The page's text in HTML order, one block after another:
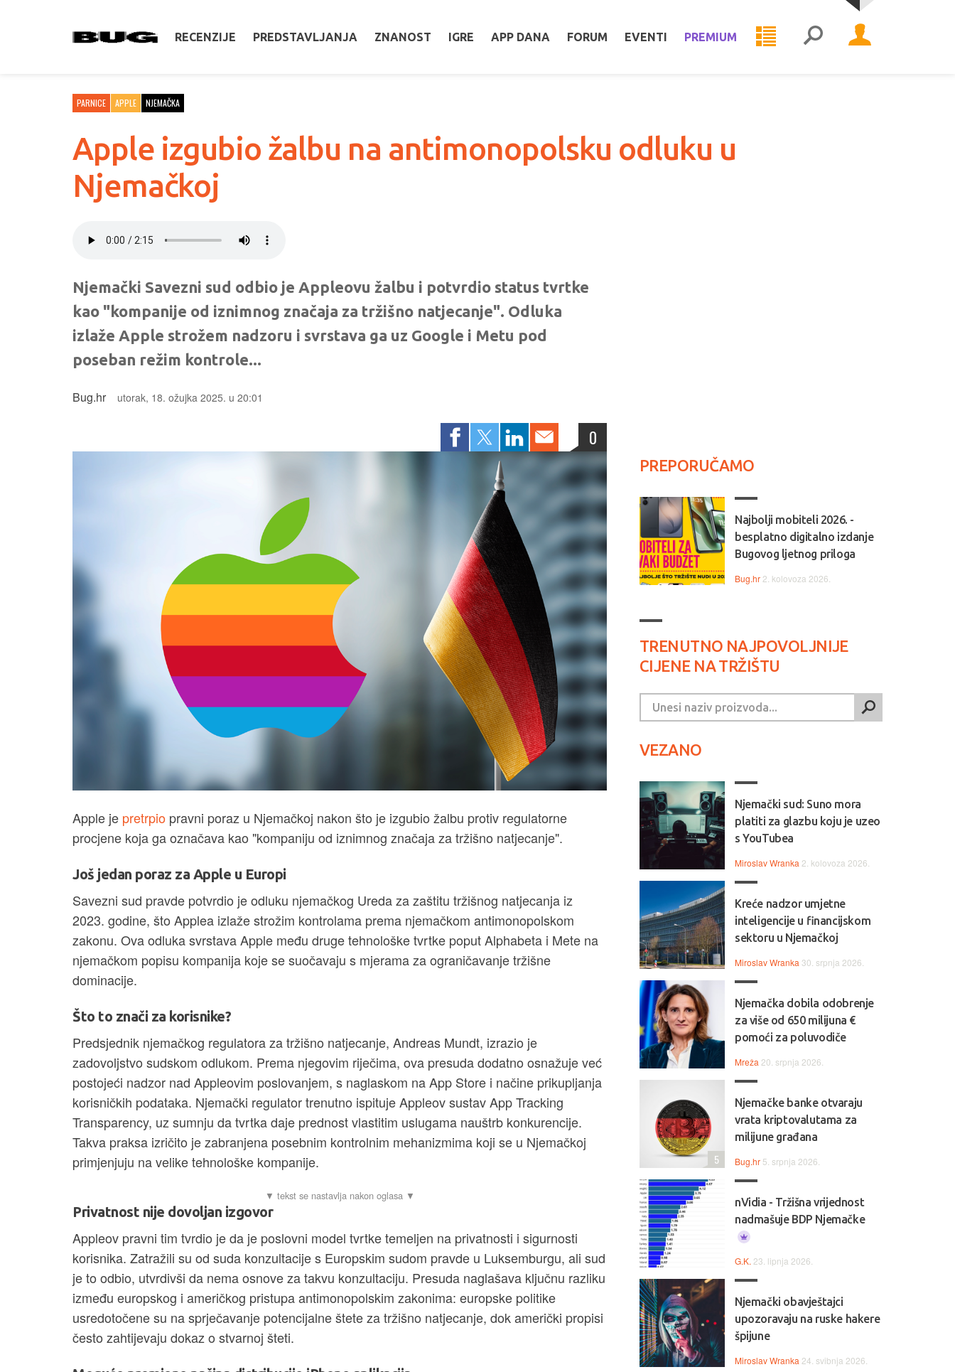
RECENZIJE PREDSTAVLJANJA ZNANOST IGRE APP DANA FORUM EVENTI PREMIUM
PARNICE APPLE NJEMAČKA
Apple izgubio žalbu na antimonopolsku odluku u
Njemačkoj
Njemački Savezni sud odbio je Appleovu žalbu i potvrdio status tvrtke
kao "kompanije od iznimnog značaja za tržišno natjecanje". Odluka
izlaže Apple strožem nadzoru i svrstava ga uz Google i Metu pod
poseban režim kontrole...
Bug.hr utorak, 18. ožujka 2025. u 20:01
0
Apple je pretrpio pravni poraz u Njemačkoj nakon što je izgubio žalbu protiv regulatorne
procjene koja ga označava kao "kompaniju od iznimnog značaja za tržišno natjecanje".
Još jedan poraz za Apple u Europi
Savezni sud pravde potvrdio je odluku njemačkog Ureda za zaštitu tržišnog natjecanja iz
2023. godine, što Applea izlaže strožim kontrolama prema njemačkom antimonopolskom
zakonu. Ova odluka svrstava Apple među druge tehnološke tvrtke poput Alphabeta i Mete na
njemačkom popisu kompanija koje se suočavaju s mjerama za ograničavanje tržišne
dominacije.
Što to znači za korisnike?
Predsjednik njemačkog regulatora za tržišno natjecanje, Andreas Mundt, izrazio je
zadovoljstvo sudskom odlukom. Prema njegovim riječima, ova presuda dodatno osnažuje već
postojeći nadzor nad Appleovim poslovanjem, s naglaskom na App Store i načine prikupljanja
korisničkih podataka. Njemački regulator trenutno ispituje Appleov sustav App Tracking
Transparency, uz sumnju da tvrtka daje prednost vlastitim uslugama nauštrb konkurencije.
Takva praksa izričito je zabranjena posebnim kontrolnim mehanizmima koji se u Njemačkoj
primjenjuju na velike tehnološke kompanije.
Privatnost nije dovoljan izgovor
Appleov pravni tim tvrdio je da je poslovni model tvrtke temeljen na privatnosti i sigurnosti
korisnika. Zatražili su od suda konzultacije s Europskim sudom pravde u Luksemburgu, ali sud
je to odbio, utvrdivši da nema osnove za takvu konzultaciju. Presuda naglašava ključnu razliku
između europskog i američkog pristupa antimonopolskim zakonima: europske politike
usredotočene su na sprječavanje potencijalne štete za tržišno natjecanje, dok američki propisi
često zahtijevaju dokaz o stvarnoj šteti.
PREPORUČAMO
Najbolji mobiteli 2026. -
besplatno digitalno izdanje
Bugovog ljetnog priloga
Bug.hr 2. kolovoza 2026.
TRENUTNO NAJPOVOLJNIJE
CIJENE NA TRŽIŠTU
VEZANO
Njemački sud: Suno mora
platiti za glazbu koju je uzeo
s YouTubea
Miroslav Wranka 2. kolovoza 2026.
Kreće nadzor umjetne
inteligencije u financijskom
sektoru u Njemačkoj
Miroslav Wranka 30. srpnja 2026.
Njemačka dobila odobrenje
za više od 650 milijuna €
pomoći za poluvodiče
Mreža 20. srpnja 2026.
Njemačke banke otvaraju
vrata kriptovalutama za
milijune građana
Bug.hr 5. srpnja 2026.
5
nVidia - Tržišna vrijednost
nadmašuje BDP Njemačke
G.K. 23. lipnja 2026.
Njemački obavještajci
upozoravaju na ruske hakere
špijune
Miroslav Wranka 24. svibnja 2026.